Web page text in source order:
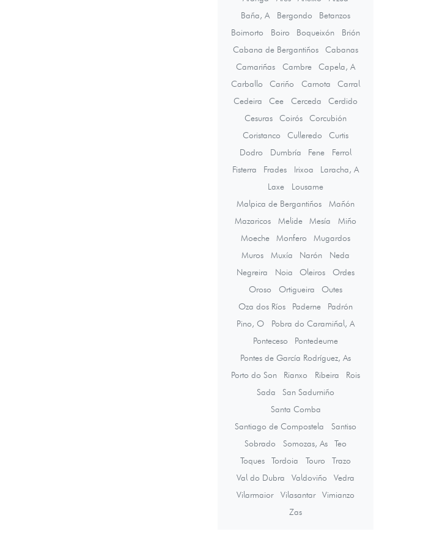
Baña, A
Bergondo
Betanzos
Boimorto
Boiro Boqueixón
Brión
Cabana de Bergantiños
Cabanas
Camariñas
Cambre
Capela, A
Carballo
Cariño Carnota
Carral
Cedeira
Cee Cerceda
Cerdido
Cesuras
Coirós
Corcubión
Coristanco
Culleredo
Curtis
Dodro
Dumbría Fene
Ferrol
Fisterra
Frades Irixoa
Laracha, A
Laxe
Lousame
Malpica de Bergantiños
Mañón
Mazaricos
Melide Mesía
Miño
Moeche
Monfero
Mugardos
Muros
Muxía Narón
Neda
Negreira
Noia Oleiros
Ordes
Oroso
Ortigueira
Outes
Oza dos Ríos
Paderne
Padrón
Pino, O
Pobra do Caramiñal, A
Ponteceso
Pontedeume
Pontes de García Rodríguez, As
Porto do Son
Rianxo Ribeira
Rois
Sada
San Sadurniño
Santa Comba
Santiago de Compostela
Santiso
Sobrado
Somozas, As
Teo
Toques
Tordoia Touro
Trazo
Val do Dubra
Valdoviño
Vedra
Vilarmaior
Vilasantar
Vimianzo
Zas